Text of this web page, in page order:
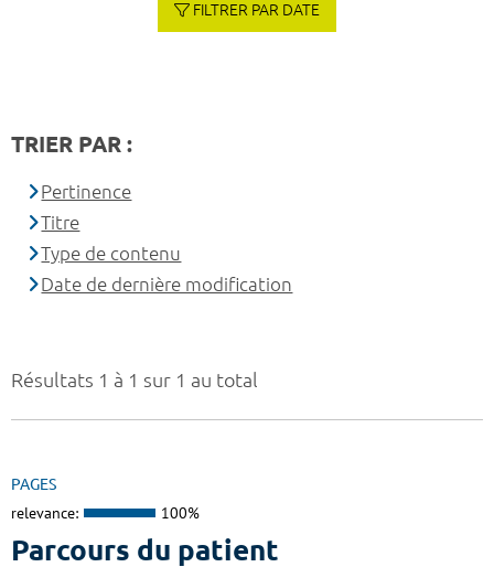
Résultats 1 à 1 sur 1 au total
PAGES
relevance: 100%
Parcours du patient
FILTRER PAR DATE
TRIER PAR :
Pertinence
Titre
Type de contenu
Date de dernière modification